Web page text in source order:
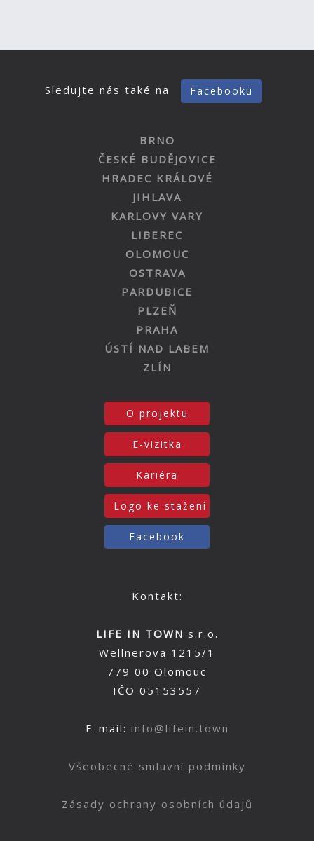
Sledujte nás také na Facebooku
BRNO
ČESKÉ BUDĚJOVICE
HRADEC KRÁLOVÉ
JIHLAVA
KARLOVY VARY
LIBEREC
OLOMOUC
OSTRAVA
PARDUBICE
PLZEŇ
PRAHA
ÚSTÍ NAD LABEM
ZLÍN
O projektu
E-vizitka
Kariéra
Logo ke stažení
Facebook
Kontakt:
LIFE IN TOWN s.r.o.
Wellnerova 1215/1
779 00 Olomouc
IČO 05153557
E-mail: info@lifein.town
Všeobecné smluvní podmínky
Zásady ochrany osobních údajů